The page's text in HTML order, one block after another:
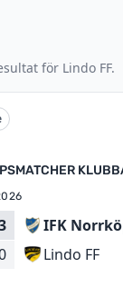
för Lindo FF.
IFK
Lindo FF